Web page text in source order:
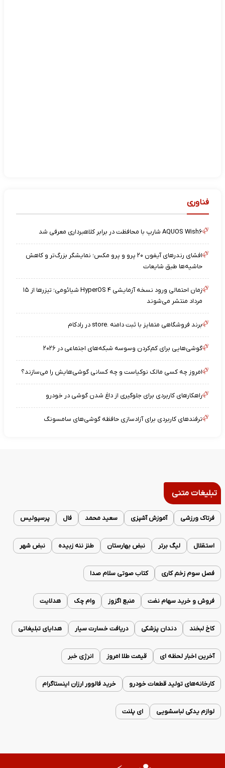
فناوری
AQUOS Wish۶ شارپ با محافظت در برابر کلاهبرداری معرفی شد
افشای رندرهای آیفون ۲۰ پرو و پرو مکس؛ نمایشگر بزرگ‌تر و کاهش
حاشیه‌ها طبق شایعات
زمان احتمالی ورود نسخه آزمایشی HyperOS ۴ شیائومی؛ تیزرها از ۱۵
مرداد منتشر می‌شوند
برند فروشگاهی متمایز با ثبت دامنه .store در رادکام
گوشی‌هایی برای کم‌کردن وسوسه شبکه‌های اجتماعی در ۲۰۲۶
امروز چه کسی مالک نوکیاست و چه کسانی گوشی‌هایش را می‌سازند؟
راهکارهای کاربردی برای جلوگیری از داغ شدن گوشی در خودرو
ترفندهای کاربردی برای آزادسازی حافظه گوشی‌های سامسونگ
تبلیغات متنی
فرتاک ورزشی آموزش آشپزی سعید محمد فال پرسپولیس
استقلال لیگ برتر نبض بهارستان طنز ننه زبیده نبض شهر
فصل سوم زخم کاری کتاب صوتی سلام صدا
فروش و خرید سهام نفت منبع اگزوز وام چک هدلایت
کاخ لبخند دندان پزشکی دریافت خسارت سیار هدایای تبلیغاتی
آخرین اخبار لحظه ای قیمت طلا امروز انرژی خبر
کارخانه‌های تولید قطعات خودرو خرید فالوور ارزان اینستاگرام
لوازم یدکی لباسشویی ای پلنت